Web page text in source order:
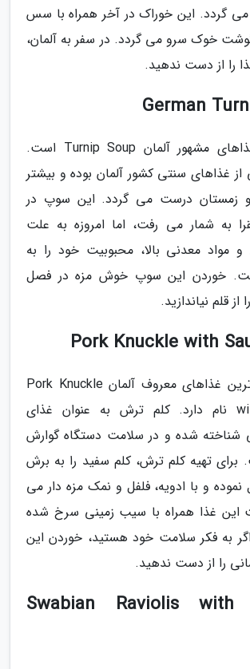
گردد. این خوراک در آخر همراه با سس
خوک سرو می گردد. در سفر به آلمان،
را از دست ندهید.
یکی دیگر از غذاهای مشهور آلمان Turnip Soup است.
غذاهای سنتی کشور آلمان بوده و بیشتر
و زمستان درست می گردد. این سوپ در
به شمار می رفت، اما امروزه به علت
و مواد معدنی بالا، محبوبیت خود را به
خوردن این سوپ خوش مزه در فصل
از قلم نیاندازید.
یکی دیگر از برترین غذاهای معروف آلمان Pork Knuckle
with Sauerkraut نام دارد. کلم ترش به عنوان غذای
شناخته شده و در سلامت دستگاه گوارش
برای تهیه کلم ترش، کلم سفید را به برش
و با ادویه، فلفل و نمک مزه دار می
این غذا همراه با سیب زمینی سرخ شده
به فکر سلامت خود هستید، خوردن این
را از دست ندهید.
7. Swabian Raviolis